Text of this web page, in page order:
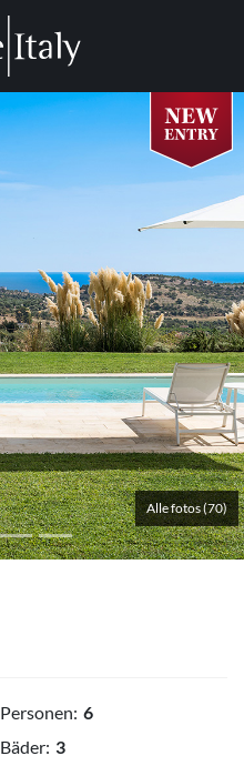
Alle fotos (70)
Personen: 6
Bäder: 3